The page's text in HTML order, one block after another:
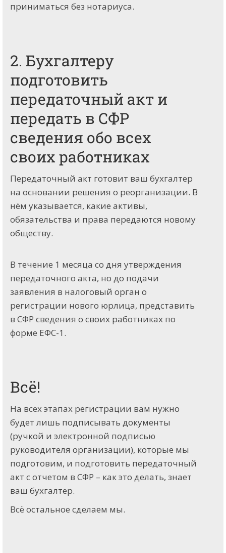
приниматься без нотариуса.
2. Бухгалтеру
подготовить
передаточный акт и
передать в СФР
сведения обо всех
своих работниках
Передаточный акт готовит ваш бухгалтер
на основании решения о реорганизации. В
нём указывается, какие активы,
обязательства и права передаются новому
обществу.
В течение 1 месяца со дня утверждения
передаточного акта, но до подачи
заявления в налоговый орган о
регистрации нового юрлица, представить
в СФР сведения о своих работниках по
форме ЕФС-1.
Всё!
На всех этапах регистрации вам нужно
будет лишь подписывать документы
(ручкой и электронной подписью
руководителя организации), которые мы
подготовим, и подготовить передаточный
акт с отчетом в СФР – как это делать, знает
ваш бухгалтер.
Всё остальное сделаем мы.